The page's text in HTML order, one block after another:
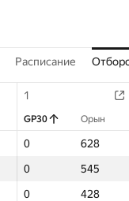
Расписание
1
GP30 Орын
0
628
0
545
0
428
1
GP30 Орын
0
628
0
545
0
428